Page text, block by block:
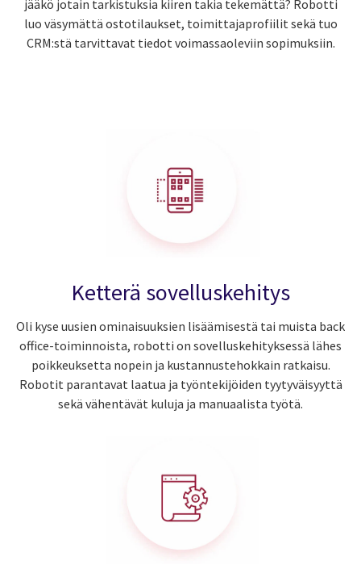
jääkö jotain tarkistuksia kiiren takia tekemättä? Robotti
luo väsymättä ostotilaukset, toimittajaprofiilit sekä tuo
CRM:stä tarvittavat tiedot voimassaoleviin sopimuksiin.
Ketterä sovelluskehitys
Oli kyse uusien ominaisuuksien lisäämisestä tai muista back
office-toiminnoista, robotti on sovelluskehityksessä lähes
poikkeuksetta nopein ja kustannustehokkain ratkaisu.
Robotit parantavat laatua ja työntekijöiden tyytyväisyyttä
sekä vähentävät kuluja ja manuaalista työtä.